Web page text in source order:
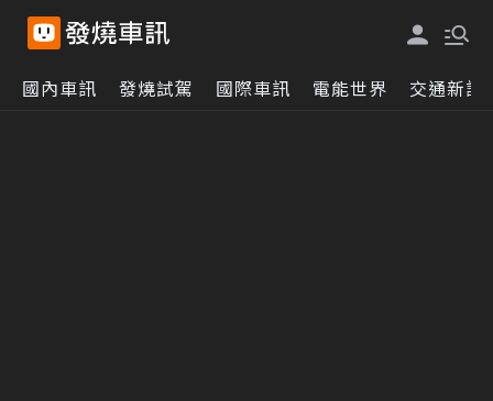
國內車訊 發燒試駕 國際車訊 電能世界 交通新訊